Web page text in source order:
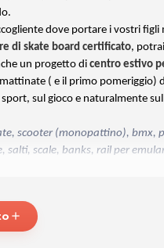
dove portare i vostri
di skate board certificato,
un progetto dicentro estivo
( e il primo pomeriggio)
sul gioco e naturalmente
scooter (monopattino), bmx,
salti, scale, banks, rail per
su
add